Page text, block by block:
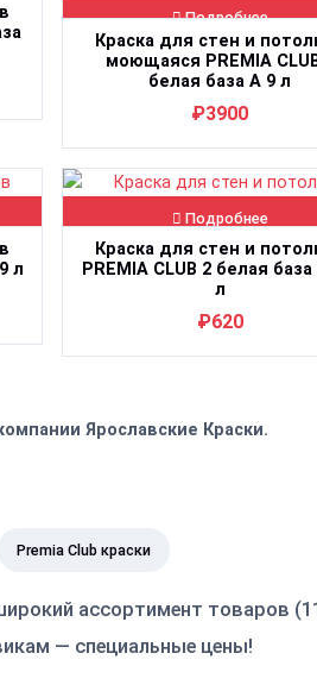
Подробнее
Краска для стен и
моющаяся PREMIA
белая база А 9 л
₽3900
л
Подробнее
Краска для стен и
PREMIA CLUB 2 белая
л
₽620
Ярославские Краски.
Premia Club краски
ассортимент товаров
— специальные цены!